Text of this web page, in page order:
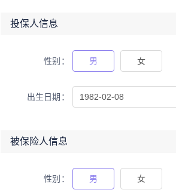
投保人信息
性别 男 女
出生日期
被保险人信息
性别 男 女